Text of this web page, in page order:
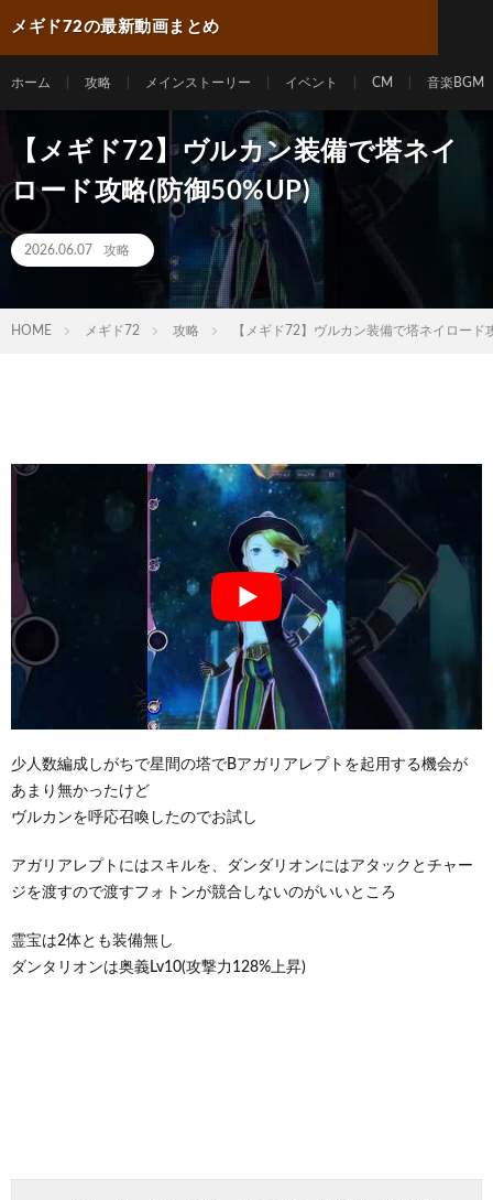
メギド72の最新動画まとめ
ホーム 攻略 メインストーリー イベント CM 音楽BGM
【メギド72】ヴルカン装備で塔ネイ
ロード攻略(防御50%UP)
2026.06.07 攻略
HOME メギド72 攻略 【メギド72】ヴルカン装備で塔ネイロード
少人数編成しがちで星間の塔でBアガリアレプトを起用する機会が
あまり無かったけど
ヴルカンを呼応召喚したのでお試し
アガリアレプトにはスキルを、ダンダリオンにはアタックとチャー
ジを渡すので渡すフォトンが競合しないのがいいところ
霊宝は2体とも装備無し
ダンタリオンは奥義Lv10(攻撃力128%上昇)